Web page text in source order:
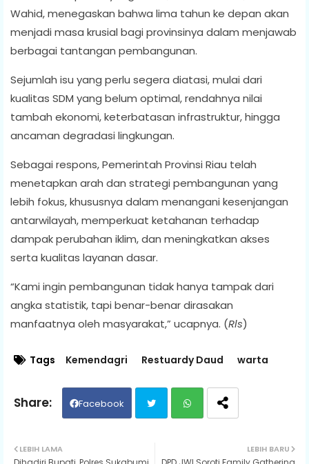
Wahid, menegaskan bahwa lima tahun ke depan akan
menjadi masa krusial bagi provinsinya dalam menjawab
berbagai tantangan pembangunan.
Sejumlah isu yang perlu segera diatasi, mulai dari
kualitas SDM yang belum optimal, rendahnya nilai
tambah ekonomi, keterbatasan infrastruktur, hingga
ancaman degradasi lingkungan.
Sebagai respons, Pemerintah Provinsi Riau telah
menetapkan arah dan strategi pembangunan yang
lebih fokus, khususnya dalam menangani kesenjangan
antarwilayah, memperkuat ketahanan terhadap
dampak perubahan iklim, dan meningkatkan akses
serta kualitas layanan dasar.
“Kami ingin pembangunan tidak hanya tampak dari
angka statistik, tapi benar-benar dirasakan
manfaatnya oleh masyarakat,” ucapnya. (Rls)
Tags Kemendagri Restuardy Daud warta
Facebook
LEBIH BARU
LEBIH LAMA